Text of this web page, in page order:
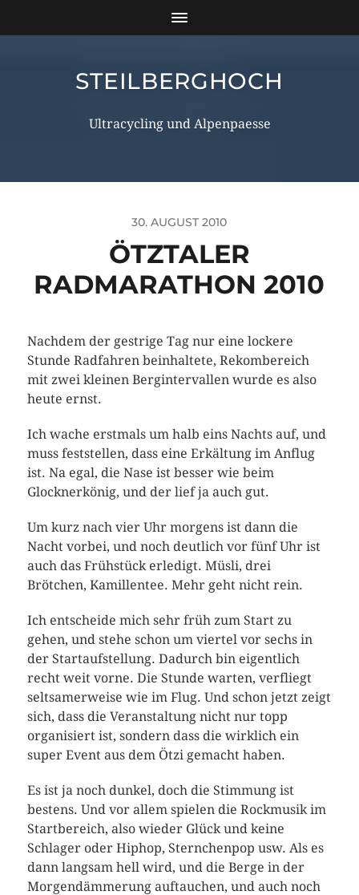
STEILBERGHOCH
Ultracycling und Alpenpaesse
30. AUGUST 2010
ÖTZTALER
RADMARATHON 2010
Nachdem der gestrige Tag nur eine lockere
Stunde Radfahren beinhaltete, Rekombereich
mit zwei kleinen Bergintervallen wurde es also
heute ernst.
Ich wache erstmals um halb eins Nachts auf, und
muss feststellen, dass eine Erkältung im Anflug
ist. Na egal, die Nase ist besser wie beim
Glocknerkönig, und der lief ja auch gut.
Um kurz nach vier Uhr morgens ist dann die
Nacht vorbei, und noch deutlich vor fünf Uhr ist
auch das Frühstück erledigt. Müsli, drei
Brötchen, Kamillentee. Mehr geht nicht rein.
Ich entscheide mich sehr früh zum Start zu
gehen, und stehe schon um viertel vor sechs in
der Startaufstellung. Dadurch bin eigentlich
recht weit vorne. Die Stunde warten, verfliegt
seltsamerweise wie im Flug. Und schon jetzt zeigt
sich, dass die Veranstaltung nicht nur topp
organisiert ist, sondern dass die wirklich ein
super Event aus dem Ötzi gemacht haben.
Es ist ja noch dunkel, doch die Stimmung ist
bestens. Und vor allem spielen die Rockmusik im
Startbereich, also wieder Glück und keine
Schlager oder Hiphop, Sternchenpop usw. Als es
dann langsam hell wird, und die Berge in der
Morgendämmerung auftauchen, und auch noch